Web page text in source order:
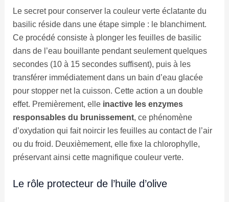
Le secret pour conserver la couleur verte éclatante du
basilic réside dans une étape simple : le blanchiment.
Ce procédé consiste à plonger les feuilles de basilic
dans de l’eau bouillante pendant seulement quelques
secondes (10 à 15 secondes suffisent), puis à les
transférer immédiatement dans un bain d’eau glacée
pour stopper net la cuisson. Cette action a un double
effet. Premièrement, elle inactive les enzymes
responsables du brunissement, ce phénomène
d’oxydation qui fait noircir les feuilles au contact de l’air
ou du froid. Deuxièmement, elle fixe la chlorophylle,
préservant ainsi cette magnifique couleur verte.
Le rôle protecteur de l’huile d’olive